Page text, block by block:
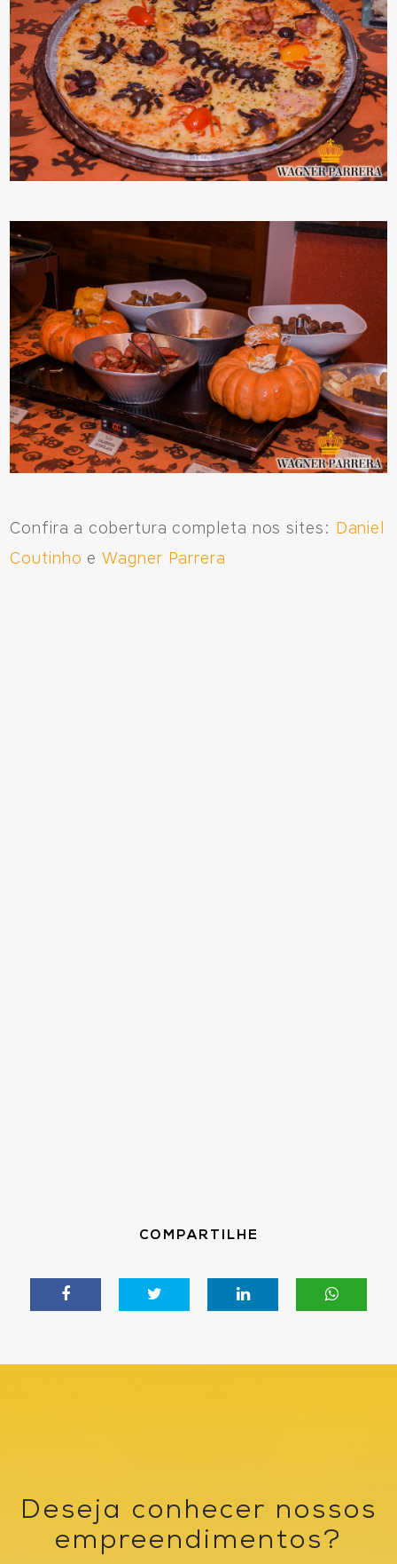
Confira a cobertura completa nos sites: Daniel
Coutinho eWagner Parrera
COMPARTILHE
Deseja conhecer nossos
empreendimentos?